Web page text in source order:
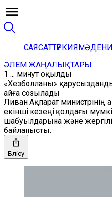
САЯСАТТҮРКИЯ
ӘЛЕМ ЖАҢАЛЫҚТАРЫ
1 ... минут оқылды
«Хезболланы»
айға созылады
Ливан Ақпарат
екінші кезеңі қолдағы
шабуылдарына және
байланысты.
Бөлісу